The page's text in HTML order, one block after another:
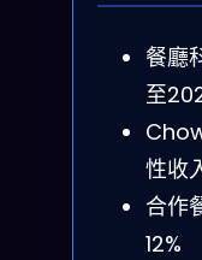
餐廳
至
性收
合作
12%